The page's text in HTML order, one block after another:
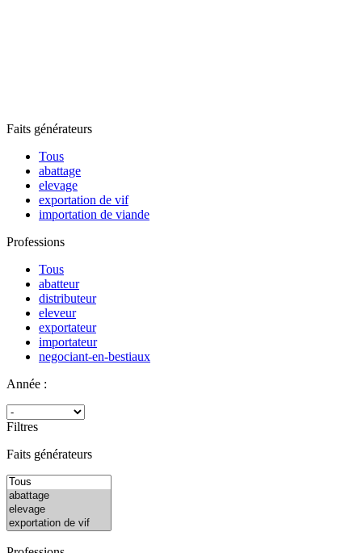
Faits générateurs
Tous
abattage
elevage
exportation de vif
importation de viande
Professions
Tous
abatteur
distributeur
eleveur
exportateur
importateur
negociant-en-bestiaux
Année :
Filtres
Faits générateurs